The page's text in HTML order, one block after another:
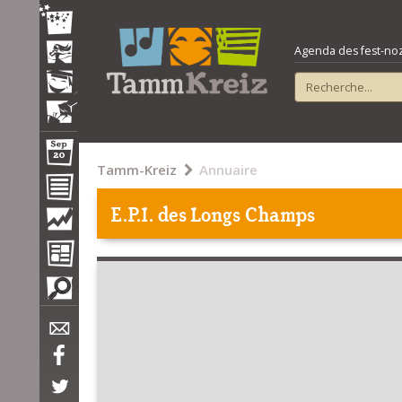
Agenda des fest-
Tamm-Kreiz Annuaire
E.P.I. des Longs Champs